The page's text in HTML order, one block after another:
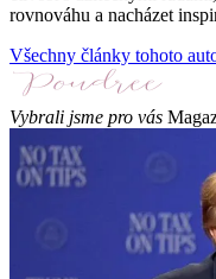
rovnováhu a nacházet
Všechny články tohoto
Vybrali jsme pro vás